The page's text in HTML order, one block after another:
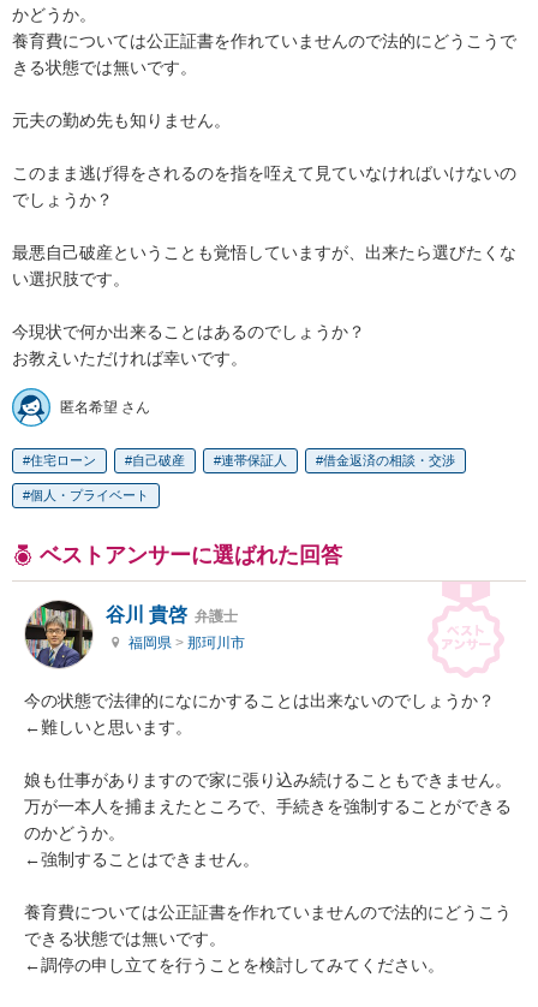
かどうか。
養育費については公正証書を作れていませんので法的にどうこうで
きる状態では無いです。
元夫の勤め先も知りません。
このまま逃げ得をされるのを指を咥えて見ていなければいけないの
でしょうか？
最悪自己破産ということも覚悟していますが、出来たら選びたくな
い選択肢です。
今現状で何か出来ることはあるのでしょうか？
お教えいただければ幸いです。
匿名希望 さん
住宅ローン 自己破産 連帯保証人 借金返済の相談・交渉
個人・プライベート
ベストアンサーに選ばれた回答
谷川 貴啓 弁護士
福岡県 > 那珂川市
今の状態で法律的になにかすることは出来ないのでしょうか？
←難しいと思います。
娘も仕事がありますので家に張り込み続けることもできません。
万が一本人を捕まえたところで、手続きを強制することができる
のかどうか。
←強制することはできません。
養育費については公正証書を作れていませんので法的にどうこう
できる状態では無いです。
←調停の申し立てを行うことを検討してみてください。